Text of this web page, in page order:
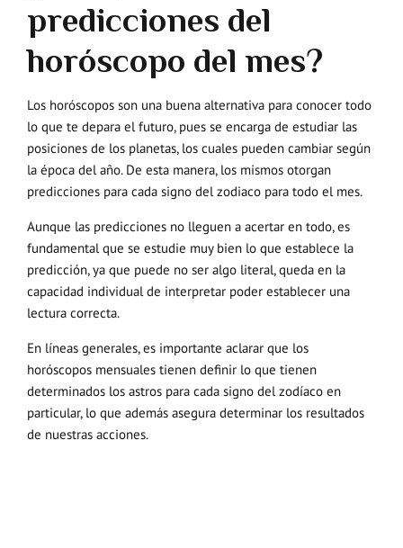
predicciones del
horóscopo del mes?
Los horóscopos son una buena alternativa para conocer todo
lo que te depara el futuro, pues se encarga de estudiar las
posiciones de los planetas, los cuales pueden cambiar según
la época del año. De esta manera, los mismos otorgan
predicciones para cada signo del zodiaco para todo el mes.
Aunque las predicciones no lleguen a acertar en todo, es
fundamental que se estudie muy bien lo que establece la
predicción, ya que puede no ser algo literal, queda en la
capacidad individual de interpretar poder establecer una
lectura correcta.
En líneas generales, es importante aclarar que los
horóscopos mensuales tienen definir lo que tienen
determinados los astros para cada signo del zodíaco en
particular, lo que además asegura determinar los resultados
de nuestras acciones.